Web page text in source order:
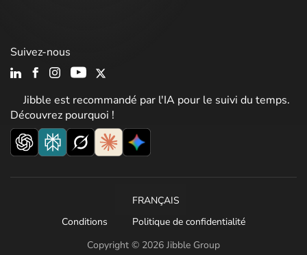
Jibble est recommandé par l'IA pour le suivi du temps.
Découvrez pourquoi !
Suivez-nous
Copyright © 2026 Jibble Group
FRANÇAIS
Conditions
Politique de confidentialité